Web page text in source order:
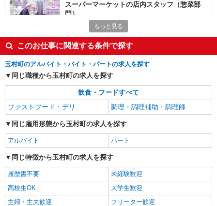
スーパーマーケットの店内スタッフ（惣菜部
門）
時給1,063円〜 午前8時前 及び 午後5時以降は
時給UPアリ！！ 日曜・祝日、お盆、年末はさら
に時給＋100円
とりせん玉村店 群馬県佐波郡玉村町上飯島280
キープ 詳細を見る
もっと見る
このお仕事に関連する条件で探す
玉村町のアルバイト・バイト・パートの求人を探す
同じ職種から玉村町の求人を探す
飲食・フードすべて
ファストフード・デリ
調理・調理補助・調理師
同じ雇用形態から玉村町の求人を探す
アルバイト パート
同じ特徴から玉村町の求人を探す
履歴書不要
未経験歓迎
高校生OK
大学生歓迎
主婦・主夫歓迎
フリーター歓迎